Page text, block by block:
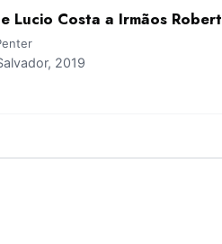
Lucio Costa a Irmãos
2019